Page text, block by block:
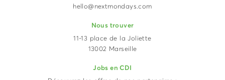
hello@nextmondays.com
Nous trouver
11-13 place de la Joliette
13002 Marseille
Jobs en CDI